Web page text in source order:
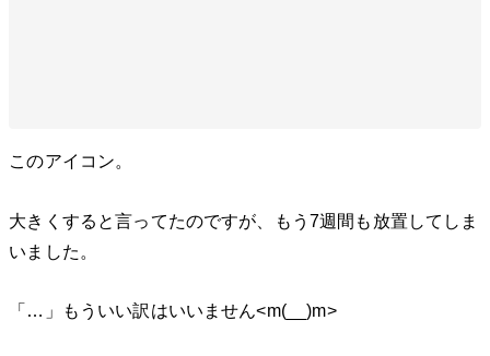
このアイコン。
大きくすると言ってたのですが、もう7週間も放置してしま
いました。
「…」もういい訳はいいません<m(__)m>